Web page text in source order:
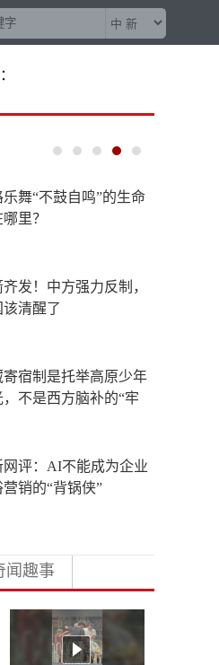
乐舞“不鼓自鸣”的生命
里？
齐发！中方强力反制，
该清醒了
寄宿制是托举高原少年
，不是西方脑补的“牢
网评：AI不能成为企业
销的“背锅侠”
闻趣事